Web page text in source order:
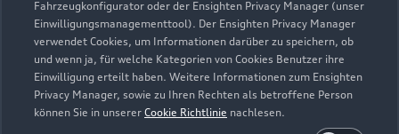
Fahrzeugkonfigurator oder der Ensighten Privacy Manager (unser
Einwilligungsmanagementtool). Der Ensighten Privacy Manager
verwendet Cookies, um Informationen darüber zu speichern, ob
und wenn ja, für welche Kategorien von Cookies Benutzer ihre
Einwilligung erteilt haben. Weitere Informationen zum Ensighten
Privacy Manager, sowie zu Ihren Rechten als betroffene Person
können Sie in unserer Cookie Richtlinie nachlesen.
Zurück nach oben
Modelle